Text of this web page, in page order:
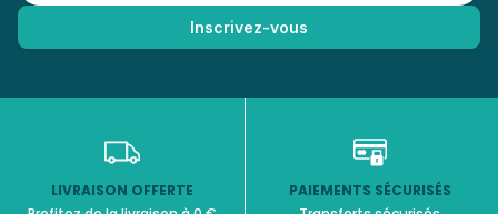
LIVRAISON OFFERTE
PAIEMENTS SÉCURISÉS